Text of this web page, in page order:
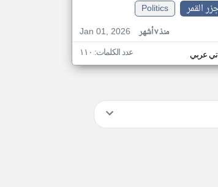
القمر
Politics
Jan 01, 2026
منذ ٧ أشهر
تي عربي عدد الكلمات: ١١٠